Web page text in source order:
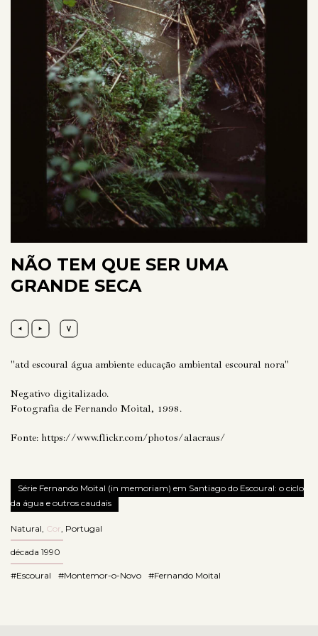
NÃO TEM QUE SER UMA
GRANDE SECA
"atd escoural água ambiente educação ambiental escoural nora"
Negativo digitalizado.
Fotografia de Fernando Moital, 1998.
Fonte: https://www.flickr.com/photos/alacraus/
Série Fernando Moital (in memoriam) em Santiago do Escoural: o ciclo
da água e outros caudais
Natural, Cor, Portugal
década 1990
#Escoural #Montemor-o-Novo #Fernando Moital